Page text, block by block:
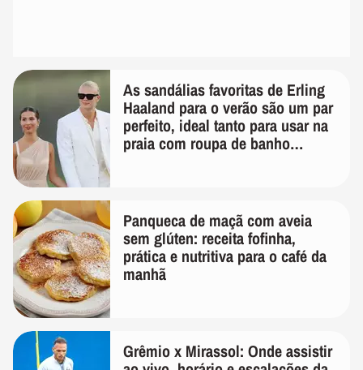
As sandálias favoritas de Erling
Haaland para o verão são um par
perfeito, ideal tanto para usar na
praia com roupa de banho
Panqueca de maçã com aveia
sem glúten: receita fofinha,
prática e nutritiva para o café da
manhã
Grêmio x Mirassol: Onde assistir